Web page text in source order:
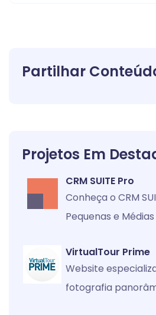
Partilhar
Projetos Em
CRM SUITE Pro
Conheça o CRM
Pequenas e
VirtualTour Prime
Website
fotografia